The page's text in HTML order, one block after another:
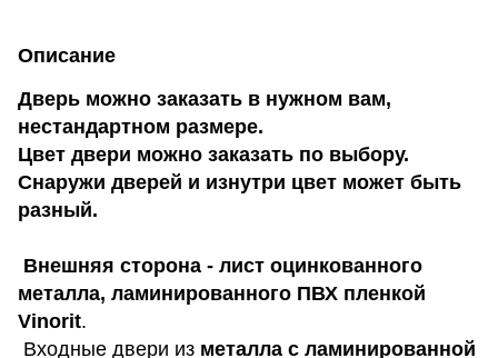
Описание
Дверь можно заказать в нужном вам,
нестандартном размере.
Цвет двери можно заказать по выбору.
Снаружи дверей и изнутри цвет может быть
разный.
Внешняя сторона - лист оцинкованного
металла, ламинированного ПВХ пленкой
Vinorit.
Входные двери из металла с ламинированной